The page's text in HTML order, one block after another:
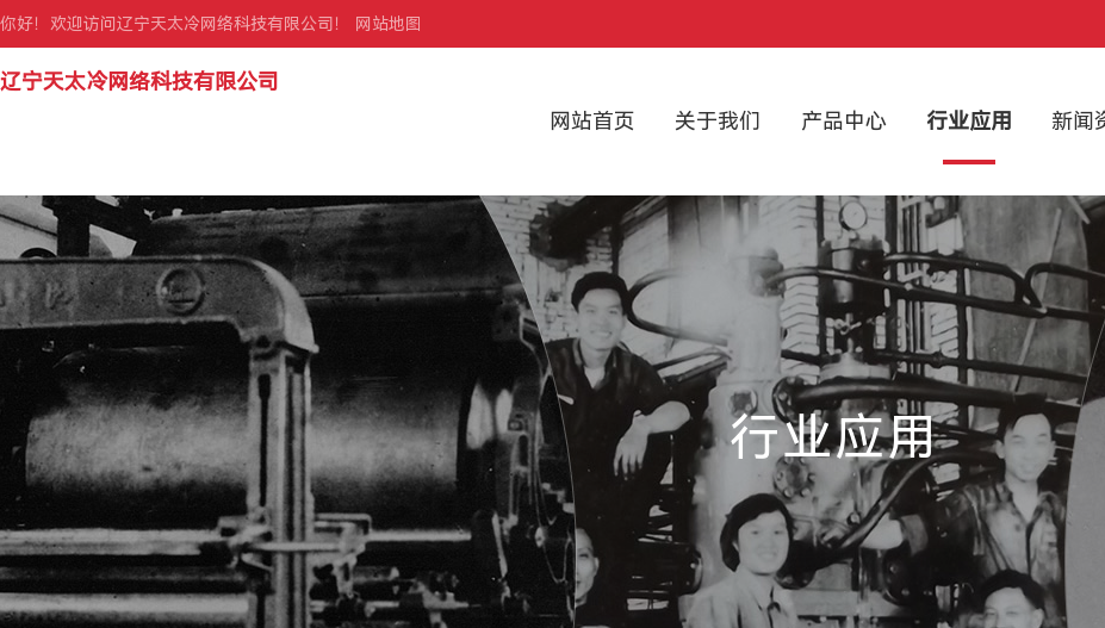
你好！欢迎访问辽宁天太冷网络科技有限公司！ 网站地图
辽宁天太冷网络科技有限公司
网站首页
关于我们 产品中心 行业应用 新闻
行业应用